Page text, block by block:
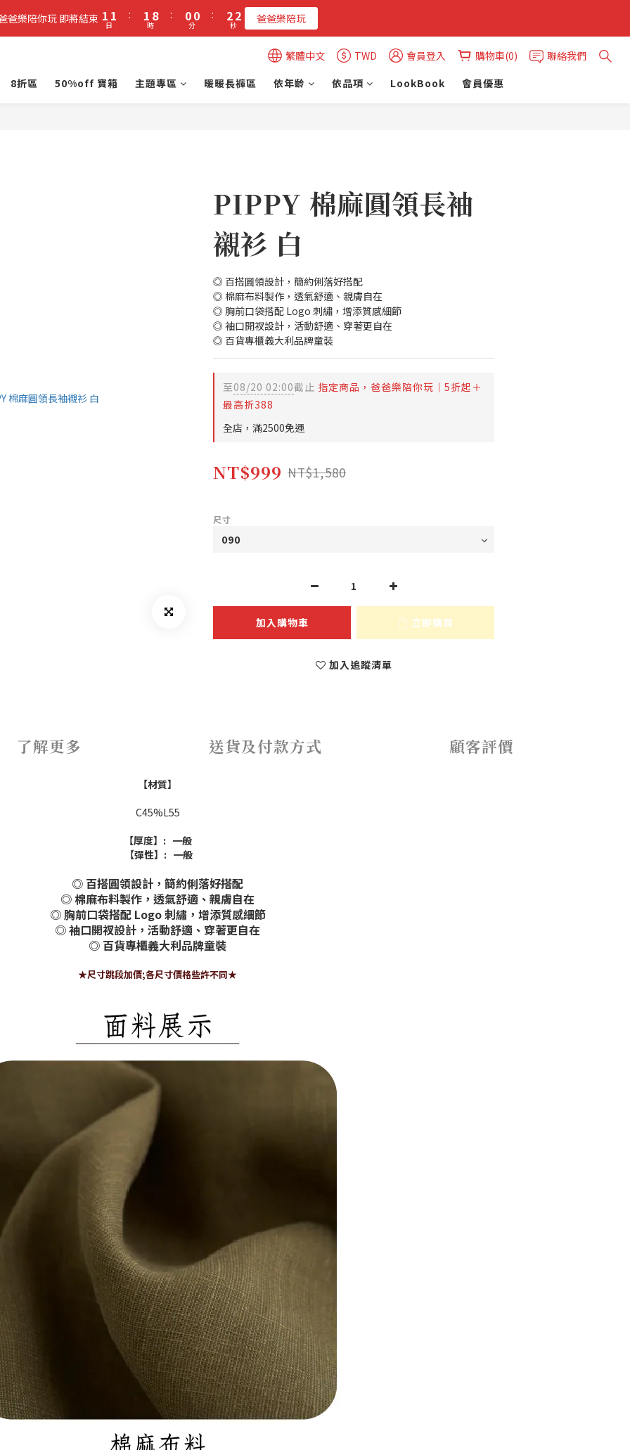
立即加入PIPPY會員即贈$100元購物金!
爸樂陪你玩 即將結束 1
0
1
0
日
:
1
0
8
7
4
3
時
:
00
分
:
2
1
1
0
秒 爸爸樂陪玩
繁體中文 TWD 會員登入 購物車(0)
聯絡我們
8折區
50%off 寶箱 主題專區 暖暖長褲區 依年齡 依品項 LookBook 會員優惠
PIPPY 棉麻圓領長袖
襯衫 白
◎ 百搭圓領設計，簡約俐落好搭配
◎ 棉麻布料製作，透氣舒適、親膚自在
◎ 胸前口袋搭配 Logo 刺繡，增添質感細節
◎ 袖口開衩設計，活動舒適、穿著更自在
◎ 百貨專櫃義大利品牌童裝
至08/20 02:00截止 指定商品，爸爸樂陪你玩｜5折起＋
最高折388
全店，滿2500免運
NT$999 NT$1,580
尺寸
加入購物車 立即購買
加入追蹤清單
了解更多 送貨及付款方式 顧客評價
【材質】
C45%L55
【厚度】: 一般
【彈性】: 一般
◎ 百搭圓領設計，簡約俐落好搭配
◎ 棉麻布料製作，透氣舒適、親膚自在
◎ 胸前口袋搭配 Logo 刺繡，增添質感細節
◎ 袖口開衩設計，活動舒適、穿著更自在
◎ 百貨專櫃義大利品牌童裝
★尺寸跳段加價;各尺寸價格些許不同★